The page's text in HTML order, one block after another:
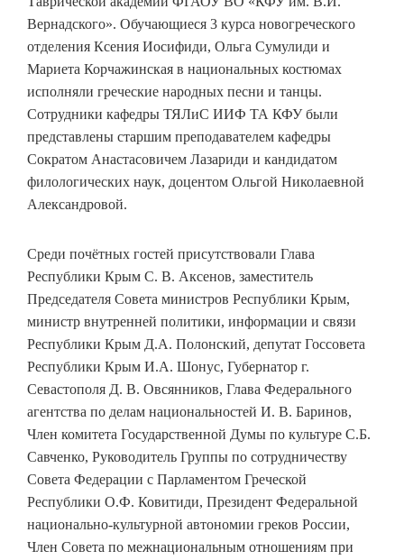
Вернадского». Обучающиеся 3 курса новогреческого
отделения Ксения Иосифиди, Ольга Сумулиди и
Мариета Корчажинская в национальных костюмах
исполняли греческие народных песни и танцы.
Сотрудники кафедры ТЯЛиС ИИФ ТА КФУ были
представлены старшим преподавателем кафедры
Сократом Анастасовичем Лазариди и кандидатом
филологических наук, доцентом Ольгой Николаевной
Александровой.
Среди почётных гостей присутствовали Глава
Республики Крым С. В. Аксенов, заместитель
Председателя Совета министров Республики Крым,
министр внутренней политики, информации и связи
Республики Крым Д.А. Полонский, депутат Госсовета
Республики Крым И.А. Шонус, Губернатор г.
Севастополя Д. В. Овсянников, Глава Федерального
агентства по делам национальностей И. В. Баринов,
Член комитета Государственной Думы по культуре С.Б.
Савченко, Руководитель Группы по сотрудничеству
Совета Федерации с Парламентом Греческой
Республики О.Ф. Ковитиди, Президент Федеральной
национально-культурной автономии греков России,
Член Совета по межнациональным отношениям при